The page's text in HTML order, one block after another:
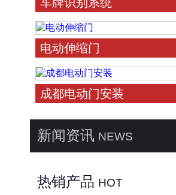
电动伸缩门
成都电动门安装
新闻资讯 NEWS
热销产品 HOT